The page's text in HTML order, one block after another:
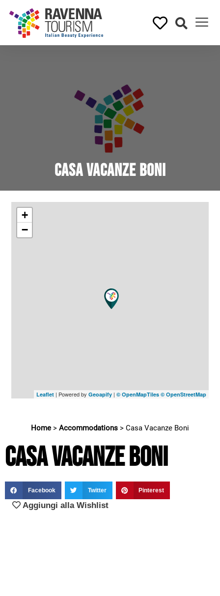
Casa Vacanze Boni
+
−
Leaflet | Powered by Geoapify | © OpenMapTiles © OpenStreetMap
Home > Accommodations > Casa Vacanze Boni
Casa Vacanze Boni
Facebook Twitter Pinterest
Aggiungi alla Wishlist